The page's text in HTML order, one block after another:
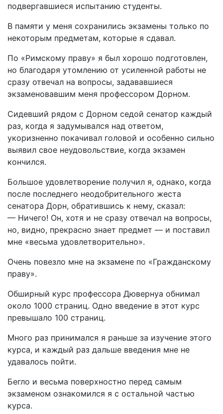
подвергавшиеся испытанию студенты.
В памяти у меня сохранились экзамены только по
некоторым предметам, которые я сдавал.
По «Римскому праву» я был хорошо подготовлен,
но благодаря утомлению от усиленной работы не
сразу отвечал на вопросы, задававшиеся
экзаменовавшим меня профессором Дорном.
Сидевший рядом с Дорном седой сенатор каждый
раз, когда я задумывался над ответом,
укоризненно покачивал головой и особенно сильно
выявил свое неудовольствие, когда экзамен
кончился.
Большое удовлетворение получил я, однако, когда
после последнего неодобрительного жеста
сенатора Дорн, обратившись к нему, сказал:
— Ничего! Он, хотя и не сразу отвечал на вопросы,
но, видно, прекрасно знает предмет — и поставил
мне «весьма удовлетворительно».
Очень повезло мне на экзамене по «Гражданскому
праву».
Обширный курс профессора Дювернуа обнимал
около 1000 страниц. Одно введение в этот курс
превышало 100 страниц.
Много раз принимался я раньше за изучение этого
курса, и каждый раз дальше введения мне не
удавалось пойти.
Бегло и весьма поверхностно перед самым
экзаменом ознакомился я с остальной частью
курса.